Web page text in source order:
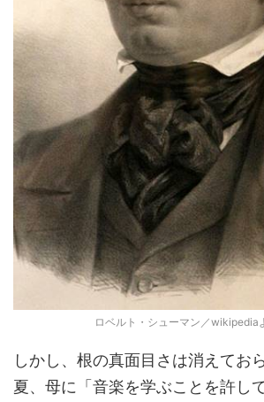
ロベルト・シューマン／wikipedia
しかし、根の真面目さは消えてお
夏、母に「音楽を学ぶことを許し